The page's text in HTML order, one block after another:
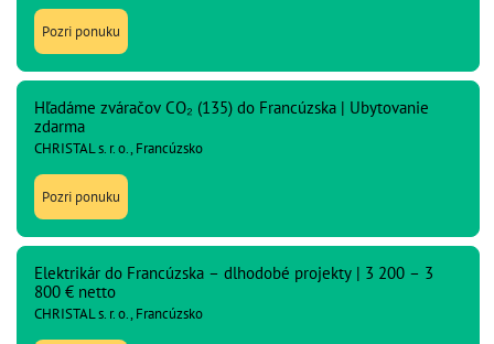
Pozri ponuku
Hľadáme zváračov CO₂ (135) do Francúzska | Ubytovanie
zdarma
CHRISTAL s. r. o., Francúzsko
Pozri ponuku
Elektrikár do Francúzska – dlhodobé projekty | 3 200 – 3
800 € netto
CHRISTAL s. r. o., Francúzsko